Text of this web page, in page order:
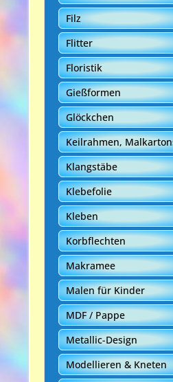
Filz
Flitter
Floristik
Gießformen
Glöckchen
Keilrahmen,
Klangstäbe
Klebefolie
Kleben
Korbflechten
Makramee
Malen für Kinder
MDF / Pappe
Metallic-Design
Modellieren & Kneten